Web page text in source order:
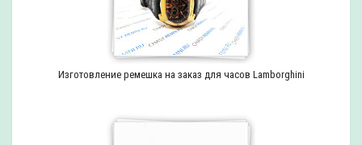
Изготовление ремешка на заказ для часов Lamborghini